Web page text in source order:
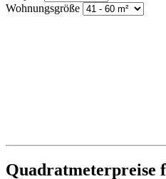
Wohnungsgröße
Quadratmeterpreise